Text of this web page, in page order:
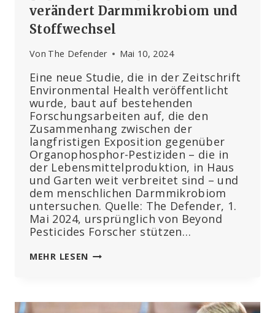
verändert Darmmikrobiom und
Stoffwechsel
Von The Defender Mai 10, 2024
Eine neue Studie, die in der Zeitschrift
Environmental Health veröffentlicht
wurde, baut auf bestehenden
Forschungsarbeiten auf, die den
Zusammenhang zwischen der
langfristigen Exposition gegenüber
Organophosphor-Pestiziden – die in
der Lebensmittelproduktion, in Haus
und Garten weit verbreitet sind – und
dem menschlichen Darmmikrobiom
untersuchen. Quelle: The Defender, 1.
Mai 2024, ursprünglich von Beyond
Pesticides Forscher stützen…
MEHR LESEN LANGFRISTIGE